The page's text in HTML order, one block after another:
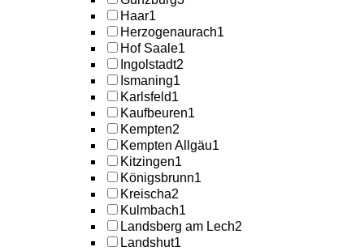
Haar1
Herzogenaurach1
Hof Saale1
Ingolstadt2
Ismaning1
Karlsfeld1
Kaufbeuren1
Kempten2
Kempten Allgäu1
Kitzingen1
Königsbrunn1
Kreischa2
Kulmbach1
Landsberg am Lech2
Landshut1